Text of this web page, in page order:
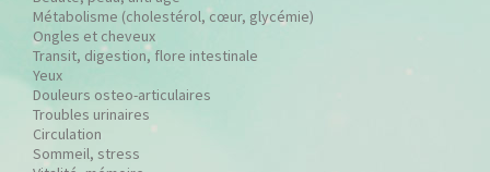
Métabolisme (cholestérol, cœur, glycémie)
Ongles et cheveux
Transit, digestion, flore intestinale
Yeux
Douleurs osteo-articulaires
Troubles urinaires
Circulation
Sommeil, stress